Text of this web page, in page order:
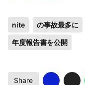
nite の事故最多に
年度報告書を公開
Share